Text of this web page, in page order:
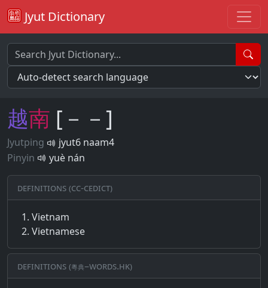
Jyut Dictionary
越南 [－－]
Jyutping
jyut6 naam4
Pinyin
yuè nán
Definitions (CC-CEDICT)
Vietnam
Vietnamese
Definitions (粵典–words.hk)